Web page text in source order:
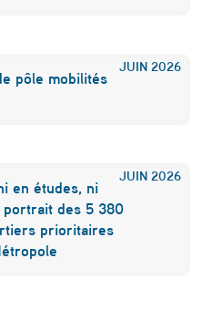
JUIN 2026
pôle mobilités
JUIN 2026
en études, ni
des 5 380
prioritaires